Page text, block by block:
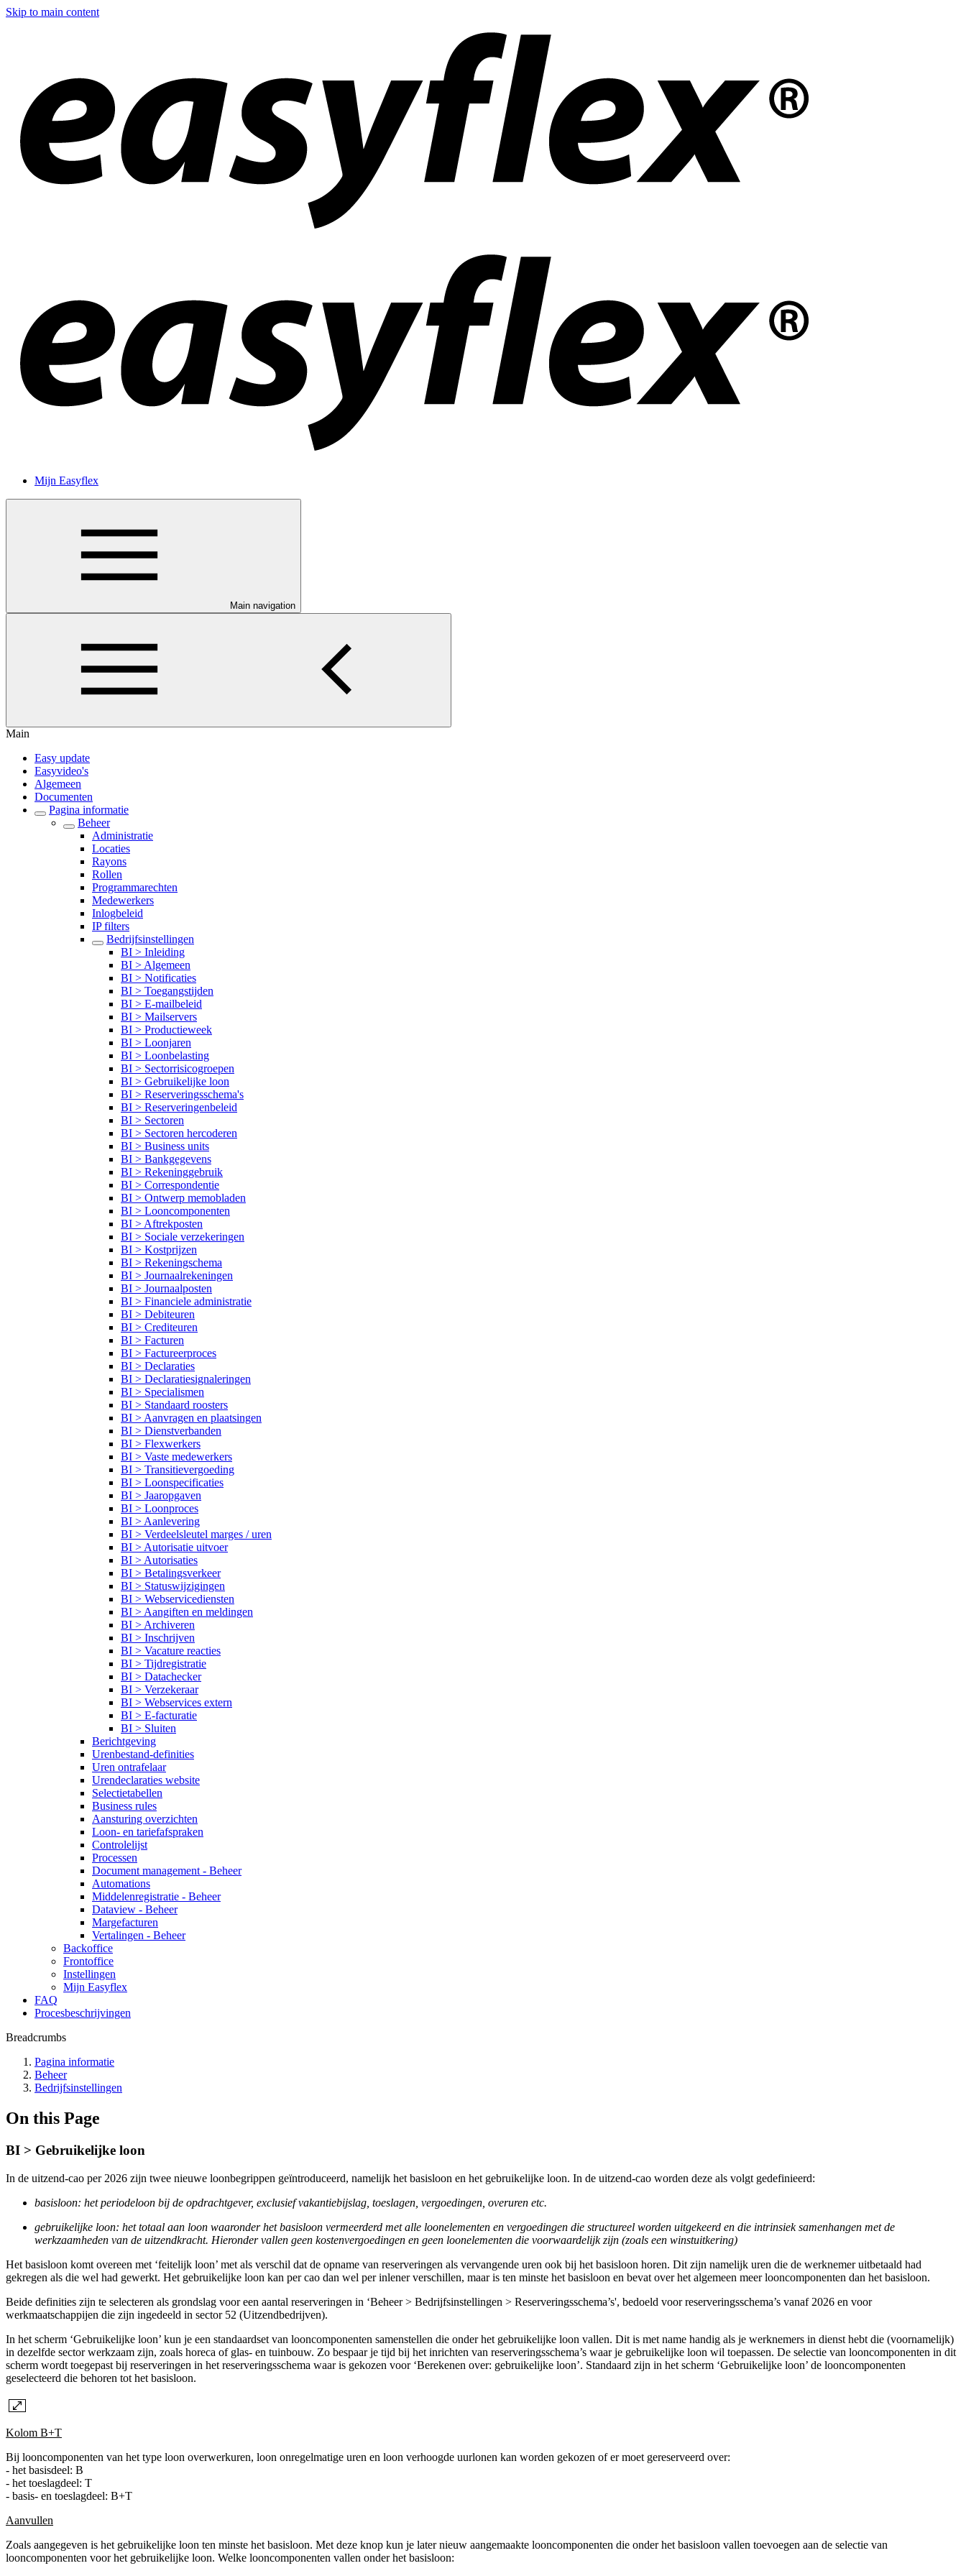
Skip to main content
Mijn Easyflex
Main navigation
Main
Easy update
Easyvideo's
Algemeen
Documenten
Pagina informatie
Beheer
Administratie
Locaties
Rayons
Rollen
Programmarechten
Medewerkers
Inlogbeleid
IP filters
Bedrijfsinstellingen
BI > Inleiding
BI > Algemeen
BI > Notificaties
BI > Toegangstijden
BI > E-mailbeleid
BI > Mailservers
BI > Productieweek
BI > Loonjaren
BI > Loonbelasting
BI > Sectorrisicogroepen
BI > Gebruikelijke loon
BI > Reserveringsschema's
BI > Reserveringenbeleid
BI > Sectoren
BI > Sectoren hercoderen
BI > Business units
BI > Bankgegevens
BI > Rekeninggebruik
BI > Correspondentie
BI > Ontwerp memobladen
BI > Looncomponenten
BI > Aftrekposten
BI > Sociale verzekeringen
BI > Kostprijzen
BI > Rekeningschema
BI > Journaalrekeningen
BI > Journaalposten
BI > Financiele administratie
BI > Debiteuren
BI > Crediteuren
BI > Facturen
BI > Factureerproces
BI > Declaraties
BI > Declaratiesignaleringen
BI > Specialismen
BI > Standaard roosters
BI > Aanvragen en plaatsingen
BI > Dienstverbanden
BI > Flexwerkers
BI > Vaste medewerkers
BI > Transitievergoeding
BI > Loonspecificaties
BI > Jaaropgaven
BI > Loonproces
BI > Aanlevering
BI > Verdeelsleutel marges / uren
BI > Autorisatie uitvoer
BI > Autorisaties
BI > Betalingsverkeer
BI > Statuswijzigingen
BI > Webservicediensten
BI > Aangiften en meldingen
BI > Archiveren
BI > Inschrijven
BI > Vacature reacties
BI > Tijdregistratie
BI > Datachecker
BI > Verzekeraar
BI > Webservices extern
BI > E-facturatie
BI > Sluiten
Berichtgeving
Urenbestand-definities
Uren ontrafelaar
Urendeclaraties website
Selectietabellen
Business rules
Aansturing overzichten
Loon- en tariefafspraken
Controlelijst
Processen
Document management - Beheer
Automations
Middelenregistratie - Beheer
Dataview - Beheer
Margefacturen
Vertalingen - Beheer
Backoffice
Frontoffice
Instellingen
Mijn Easyflex
FAQ
Procesbeschrijvingen
Breadcrumbs
Pagina informatie
Beheer
Bedrijfsinstellingen
On this Page
BI > Gebruikelijke loon
In de uitzend-cao per 2026 zijn twee nieuwe loonbegrippen geïntroduceerd, namelijk het basisloon en het gebruikelijke loon. In de uitzend-cao worden deze als volgt gedefinieerd:
basisloon: het periodeloon bij de opdrachtgever, exclusief vakantiebijslag, toeslagen, vergoedingen, overuren etc.
gebruikelijke loon: het totaal aan loon waaronder het basisloon vermeerderd met alle loonelementen en vergoedingen die structureel worden uitgekeerd en die intrinsiek samenhangen met de
werkzaamheden van de uitzendkracht. Hieronder vallen geen kostenvergoedingen en geen loonelementen die voorwaardelijk zijn (zoals een winstuitkering)
Het basisloon komt overeen met ‘feitelijk loon’ met als verschil dat de opname van reserveringen als vervangende uren ook bij het basisloon horen. Dit zijn namelijk uren die de werknemer uitbetaald had
gekregen als die wel had gewerkt. Het gebruikelijke loon kan per cao dan wel per inlener verschillen, maar is ten minste het basisloon en bevat over het algemeen meer looncomponenten dan het basisloon.
Beide definities zijn te selecteren als grondslag voor een aantal reserveringen in ‘Beheer > Bedrijfsinstellingen > Reserveringsschema’s', bedoeld voor reserveringsschema’s vanaf 2026 en voor
werkmaatschappijen die zijn ingedeeld in sector 52 (Uitzendbedrijven).
In het scherm ‘Gebruikelijke loon’ kun je een standaardset van looncomponenten samenstellen die onder het gebruikelijke loon vallen. Dit is met name handig als je werknemers in dienst hebt die (voornamelijk)
in dezelfde sector werkzaam zijn, zoals horeca of glas- en tuinbouw. Zo bespaar je tijd bij het inrichten van reserveringsschema’s waar je gebruikelijke loon wil toepassen. De selectie van looncomponenten in dit
scherm wordt toegepast bij reserveringen in het reserveringsschema waar is gekozen voor ‘Berekenen over: gebruikelijke loon’. Standaard zijn in het scherm ‘Gebruikelijke loon’ de looncomponenten
geselecteerd die behoren tot het basisloon.
Kolom B+T
Bij looncomponenten van het type loon overwerkuren, loon onregelmatige uren en loon verhoogde uurlonen kan worden gekozen of er moet gereserveerd over:
- het basisdeel: B
- het toeslagdeel: T
- basis- en toeslagdeel: B+T
Aanvullen
Zoals aangegeven is het gebruikelijke loon ten minste het basisloon. Met deze knop kun je later nieuw aangemaakte looncomponenten die onder het basisloon vallen toevoegen aan de selectie van
looncomponenten voor het gebruikelijke loon. Welke looncomponenten vallen onder het basisloon: